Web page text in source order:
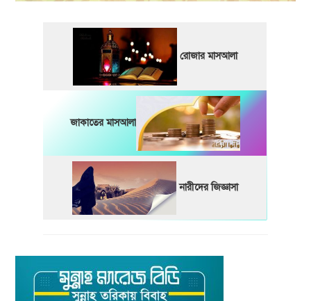
রোজার মাসআলা
জাকাতের মাসআলা
নারীদের জিজ্ঞাসা